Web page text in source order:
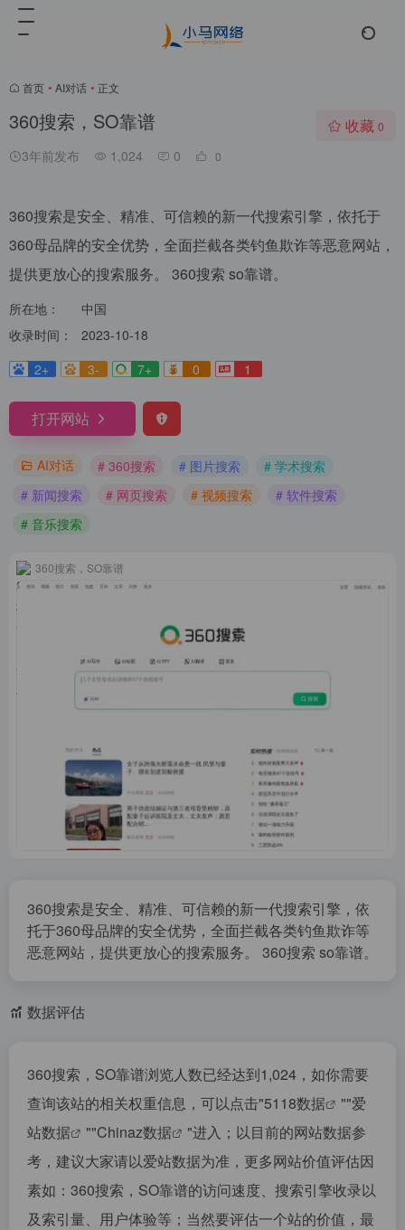
首页 • AI对话 • 正文
360搜索，SO靠谱
3年前发布 1,024 0 0
收藏 0
360搜索是安全、精准、可信赖的新一代搜索引擎，依托于
360母品牌的安全优势，全面拦截各类钓鱼欺诈等恶意网站，
提供更放心的搜索服务。 360搜索 so靠谱。
所在地：
中国
收录时间：
2023-10-18
2+
3- 7+ 0 1
打开网站
AI对话 # 360搜索 # 图片搜索
# 学术搜索
# 新闻搜索
# 网页搜索 # 视频搜索
# 软件搜索
# 音乐搜索
360搜索，SO靠谱
360搜索是安全、精准、可信赖的新一代搜索引擎，依
托于360母品牌的安全优势，全面拦截各类钓鱼欺诈等
恶意网站，提供更放心的搜索服务。 360搜索 so靠谱。
数据评估
360搜索，SO靠谱浏览人数已经达到1,024，如你需要
查询该站的相关权重信息，可以点击"5118数据 ""爱
站数据
""Chinaz数据
"进入；以目前的网站数据参
考，建议大家请以爱站数据为准，更多网站价值评估因
素如：360搜索，SO靠谱的访问速度、搜索引擎收录以
及索引量、用户体验等；当然要评估一个站的价值，最